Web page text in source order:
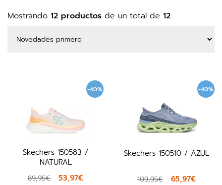
Mostrando 12 productos de un total de 12.
-40%
Skechers 150583 /
NATURAL
89,95€ 53,97€
-40%
Skechers 150510 / AZUL
109,95€ 65,97€